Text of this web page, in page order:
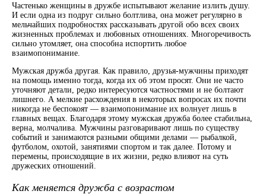
Частенько женщины в дружбе испытывают желание излить душу.
И если одна из подруг сильно болтлива, она может регулярно в
мельчайших подробностях рассказывать другой обо всех своих
жизненных проблемах и любовных отношениях. Многоречивость
сильно утомляет, она способна испортить любое
взаимопонимание.
Мужская дружба другая. Как правило, друзья-мужчины приходят
на помощь именно тогда, когда их об этом просят. Они не часто
уточняют детали, редко интересуются частностями и не болтают
лишнего. А мелкие расхождения в некоторых вопросах их почти
никогда не беспокоят ― взаимопонимание их волнует лишь в
главных вещах. Благодаря этому мужская дружба более стабильна,
верна, молчалива. Мужчины разговаривают лишь по существу
событий и занимаются разными общими делами ― рыбалкой,
футболом, охотой, занятиями спортом и так далее. Потому и
перемены, происходящие в их жизни, редко влияют на суть
дружеских отношений.
Как меняется дружба с возрастом